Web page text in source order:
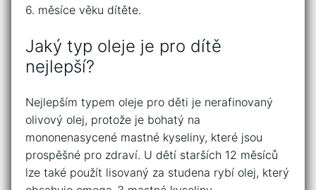
6. měsíce věku dítěte.
Jaký typ oleje je pro dítě
nejlepší?
Nejlepším typem oleje pro děti je nerafinovaný
olivový olej, protože je bohatý na
mononenasycené mastné kyseliny, které jsou
prospěšné pro zdraví. U dětí starších 12 měsíců
lze také použít lisovaný za studena rybí olej, který